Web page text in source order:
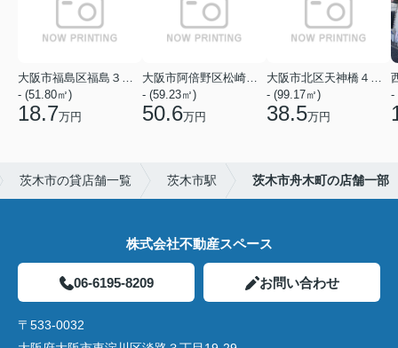
- (51.80㎡)
18.7万円
- (59.23㎡)
50.6万円
- (99.17㎡)
38.5万円
-
茨木市の貸店舗一覧 茨木市駅 茨木市舟木町の店舗一部
株式会社不動産スペース
06-6195-8209 お問い合わせ
〒533-0032